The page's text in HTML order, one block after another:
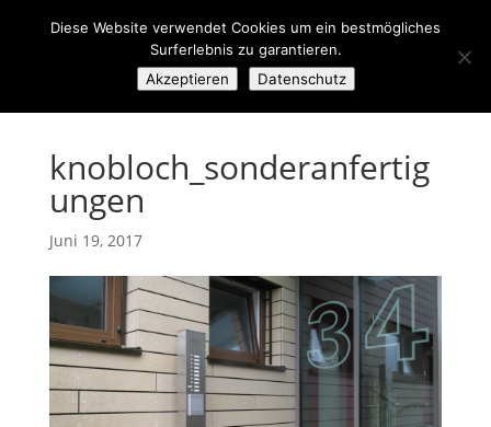
knobloch_sonderanfertig
ungen
Juni 19, 2017
Diese Website verwendet Cookies um ein bestmögliches
Surferlebnis zu garantieren.
Akzeptieren
Datenschutz